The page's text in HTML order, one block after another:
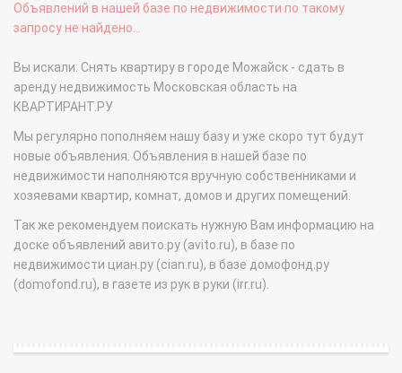
Объявлений в нашей базе по недвижимости по такому
запросу не найдено...
Вы искали: Снять квартиру в городе Можайск - сдать в
аренду недвижимость Московская область на
КВАРТИРАНТ.РУ
Мы регулярно пополняем нашу базу и уже скоро тут будут
новые объявления. Объявления в нашей базе по
недвижимости наполняются вручную собственниками и
хозяевами квартир, комнат, домов и других помещений.
Так же рекомендуем поискать нужную Вам информацию на
доске объявлений авито.ру (avito.ru), в базе по
недвижимости циан.ру (cian.ru), в базе домофонд.ру
(domofond.ru), в газете из рук в руки (irr.ru).